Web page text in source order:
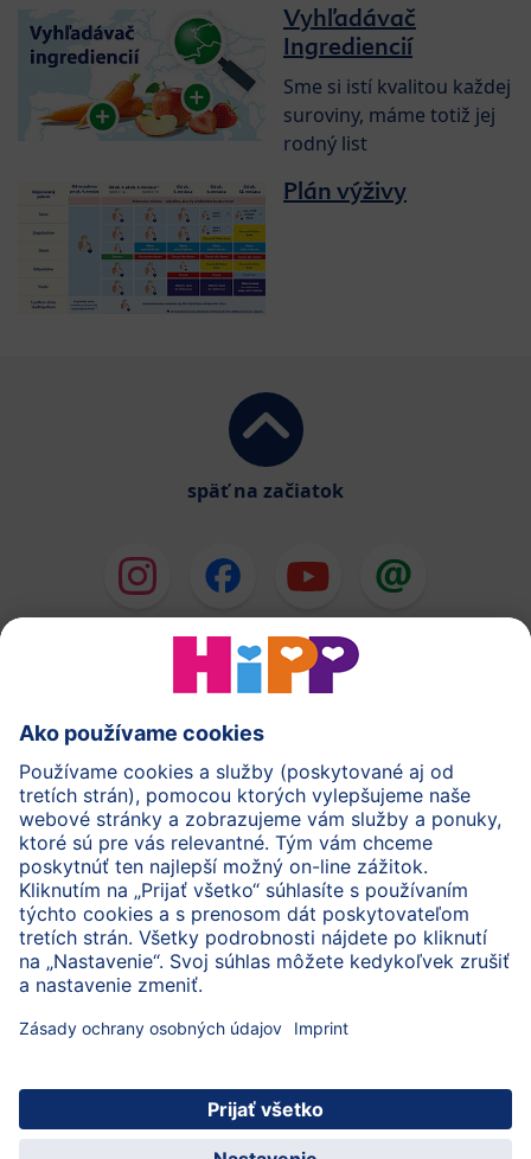
Vyhľadávač
Ingrediencií
Sme si istí kvalitou každej
suroviny, máme totiž jej
rodný list
Plán výživy
späť na začiatok
HiPP Mlieka
HiPP Príkrmy
HiPP Tehotenstvo
Ochrana osobných údajov
Cookies a pravidlá používania webovej stránky
Imprint
O spoločnosti HiPP Kontakt